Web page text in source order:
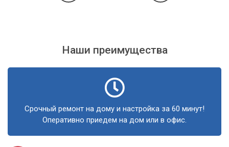
Наши преимущества
Срочный ремонт на дому и настройка за 60 минут!
Оперативно приедем на дом или в офис.